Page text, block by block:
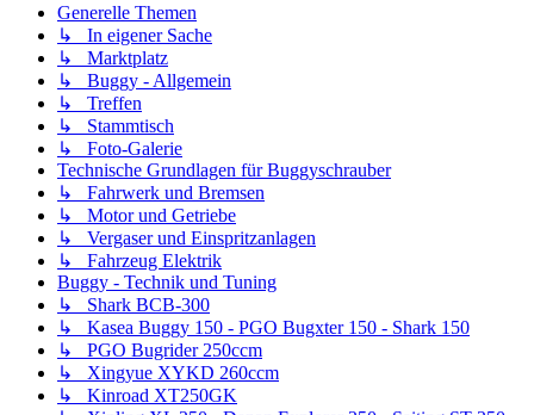
Generelle Themen
↳ In eigener Sache
↳ Marktplatz
↳ Buggy - Allgemein
↳ Treffen
↳ Stammtisch
↳ Foto-Galerie
Technische Grundlagen für Buggyschrauber
↳ Fahrwerk und Bremsen
↳ Motor und Getriebe
↳ Vergaser und Einspritzanlagen
↳ Fahrzeug Elektrik
Buggy - Technik und Tuning
↳ Shark BCB-300
↳ Kasea Buggy 150 - PGO Bugxter 150 - Shark 150
↳ PGO Bugrider 250ccm
↳ Xingyue XYKD 260ccm
↳ Kinroad XT250GK